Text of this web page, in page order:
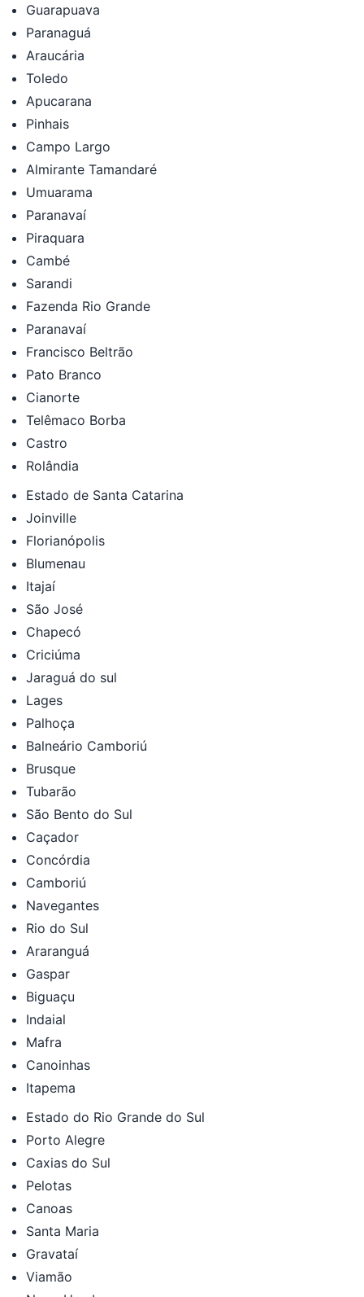
Guarapuava
Paranaguá
Araucária
Toledo
Apucarana
Pinhais
Campo Largo
Almirante Tamandaré
Umuarama
Paranavaí
Piraquara
Cambé
Sarandi
Fazenda Rio Grande
Paranavaí
Francisco Beltrão
Pato Branco
Cianorte
Telêmaco Borba
Castro
Rolândia
Estado de Santa Catarina
Joinville
Florianópolis
Blumenau
Itajaí
São José
Chapecó
Criciúma
Jaraguá do sul
Lages
Palhoça
Balneário Camboriú
Brusque
Tubarão
São Bento do Sul
Caçador
Concórdia
Camboriú
Navegantes
Rio do Sul
Araranguá
Gaspar
Biguaçu
Indaial
Mafra
Canoinhas
Itapema
Estado do Rio Grande do Sul
Porto Alegre
Caxias do Sul
Pelotas
Canoas
Santa Maria
Gravataí
Viamão